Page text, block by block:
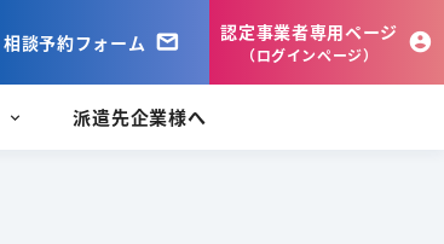
相談予約フォーム 認定事業者専用ページ
（ログインページ）
派遣先企業様へ